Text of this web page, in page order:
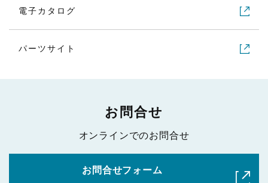
電子カタログ
パーツサイト
お問合せ
オンラインでのお問合せ
お問合せフォーム